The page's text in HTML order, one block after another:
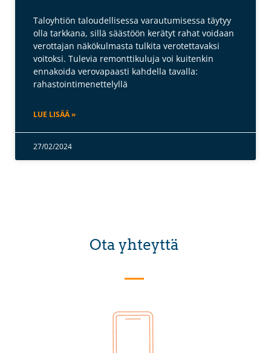
Taloyhtiön taloudellisessa varautumisessa täytyy
olla tarkkana, sillä säästöön kerätyt rahat voidaan
verottajan näkökulmasta tulkita verotettavaksi
voitoksi. Tulevia remonttikuluja voi kuitenkin
ennakoida verovapaasti kahdella tavalla:
rahastointimenettelyllä
LUE LISÄÄ »
27/02/2024
Ota yhteyttä